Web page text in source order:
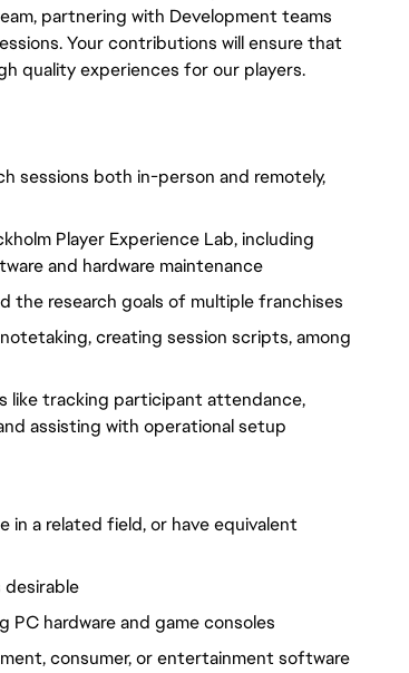
partnering with Development teams
Your contributions will ensure that
quality experiences for our players.
sessions both in-person and remotely,
Player Experience Lab, including
and hardware maintenance
the research goals of multiple franchises
creating session scripts, among
like tracking participant attendance,
assisting with operational setup
in a related field, or have equivalent
desirable
hardware and game consoles
consumer, or entertainment software